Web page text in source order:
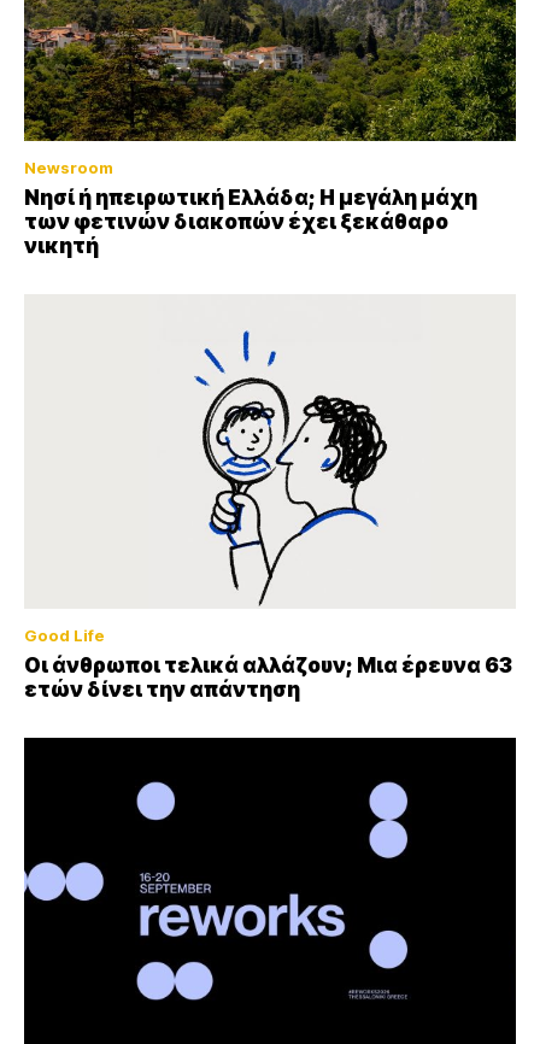
Newsroom
Νησί ή ηπειρωτική Ελλάδα; Η μεγάλη μάχη
των φετινών διακοπών έχει ξεκάθαρο
νικητή
Good Life
Οι άνθρωποι τελικά αλλάζουν; Μια έρευνα 63
ετών δίνει την απάντηση